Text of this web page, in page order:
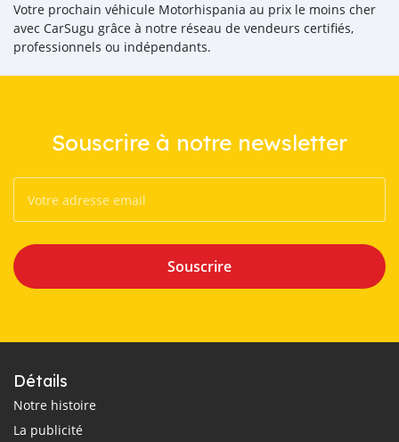
Votre prochain véhicule Motorhispania au prix le moins cher
avec CarSugu grâce à notre réseau de vendeurs certifiés,
professionnels ou indépendants.
Souscrire à notre newsletter
Souscrire
Détails
Notre histoire
La publicité